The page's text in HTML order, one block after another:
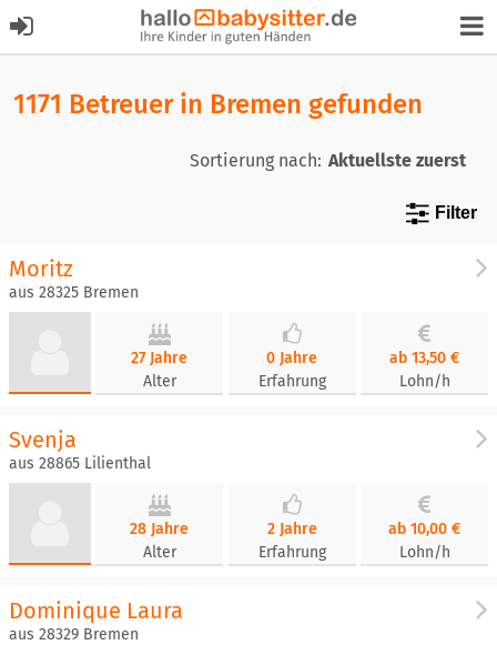
1171 Betreuer in Bremen gefunden
Sortierung nach:
Filter
Moritz
aus 28325 Bremen
27 Jahre
Alter
0 Jahre
Erfahrung
ab 13,50 €
Lohn/h
Svenja
aus 28865 Lilienthal
28 Jahre
Alter
2 Jahre
Erfahrung
ab 10,00 €
Lohn/h
Dominique Laura
aus 28329 Bremen